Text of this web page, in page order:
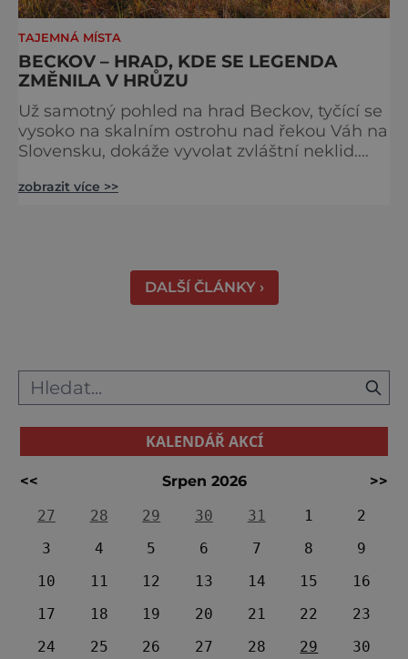
TAJEMNÁ MÍSTA
BECKOV – HRAD, KDE SE LEGENDA
ZMĚNILA V HRŮZU
Už samotný pohled na hrad Beckov, tyčící se
vysoko na skalním ostrohu nad řekou Váh na
Slovensku, dokáže vyvolat zvláštní neklid.
výhled do krajiny, se staly i svědky tragédie –
zrnko pravdy. Většina z nich vypráví o t
zobrazit více >>
DALŠÍ ČLÁNKY ›
KALENDÁŘ AKCÍ
<< Srpen 2026
>>
27
28 29 30 31 1
2
3
4 5 6 7 8
9
10
11 12 13 14 15
16
17
18 19 20 21 22
23
24
25 26 27 28 29
30